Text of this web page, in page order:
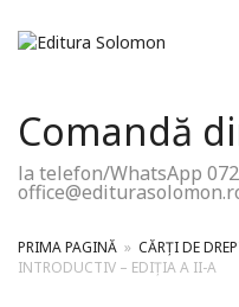
Comandă
la telefon/WhatsApp
PRIMA PAGINĂ » CĂRȚI DE
INTRODUCTIV – EDIȚIA A II-A